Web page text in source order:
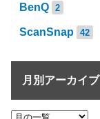
BenQ 2
ScanSnap 42
月別アーカイブ